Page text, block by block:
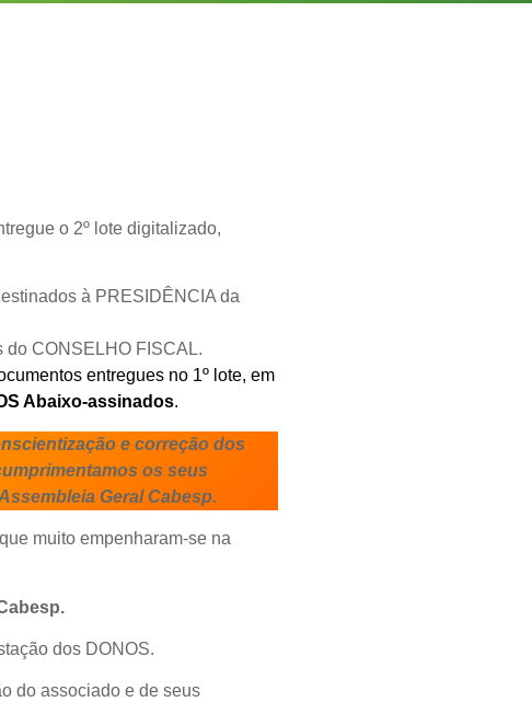
o 2º lote digitalizado,
à PRESIDÊNCIA da
do CONSELHO FISCAL.
entregues no 1º lote, em
Abaixo-assinados.
e correção dos
os seus
Geral Cabesp.
muito empenharam-se na
dos DONOS.
do associado e de seus